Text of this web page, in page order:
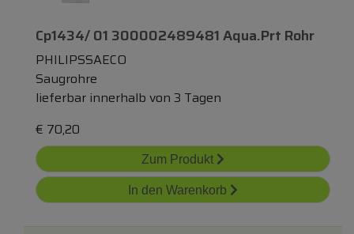
Cp1434/ 01 300002489481 Aqua.prt Rohr
PHILIPSSAECO
Saugrohre
lieferbar innerhalb von 3 Tagen
€ 70,20
Zum Produkt
In den Warenkorb